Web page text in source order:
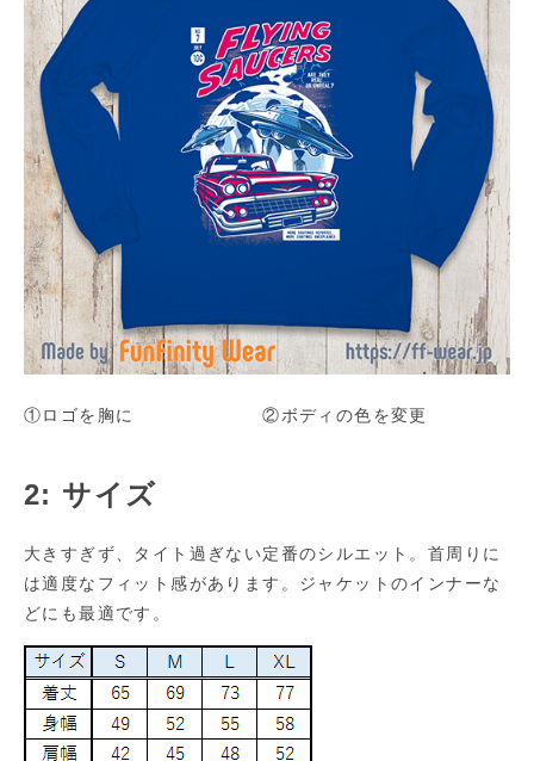
①ロゴを胸に ②ボディの色を変更
2: サイズ
大きすぎず、タイト過ぎない定番のシルエット。首周りに
は適度なフィット感があります。ジャケットのインナーな
どにも最適です。